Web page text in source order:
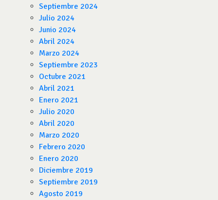
Septiembre 2024
Julio 2024
Junio 2024
Abril 2024
Marzo 2024
Septiembre 2023
Octubre 2021
Abril 2021
Enero 2021
Julio 2020
Abril 2020
Marzo 2020
Febrero 2020
Enero 2020
Diciembre 2019
Septiembre 2019
Agosto 2019